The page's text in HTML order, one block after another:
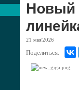
Новый
21 мая'2026
Поделиться: